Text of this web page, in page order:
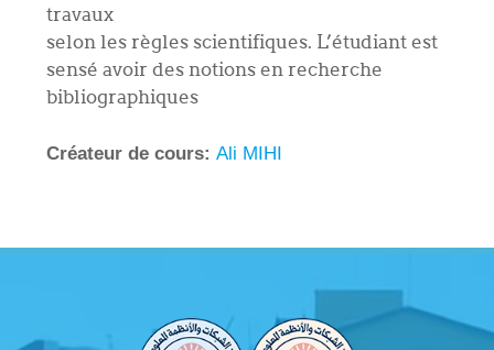
travaux
selon les règles scientifiques. L’étudiant est
sensé avoir des notions en recherche
bibliographiques
Créateur de cours: Ali MIHI